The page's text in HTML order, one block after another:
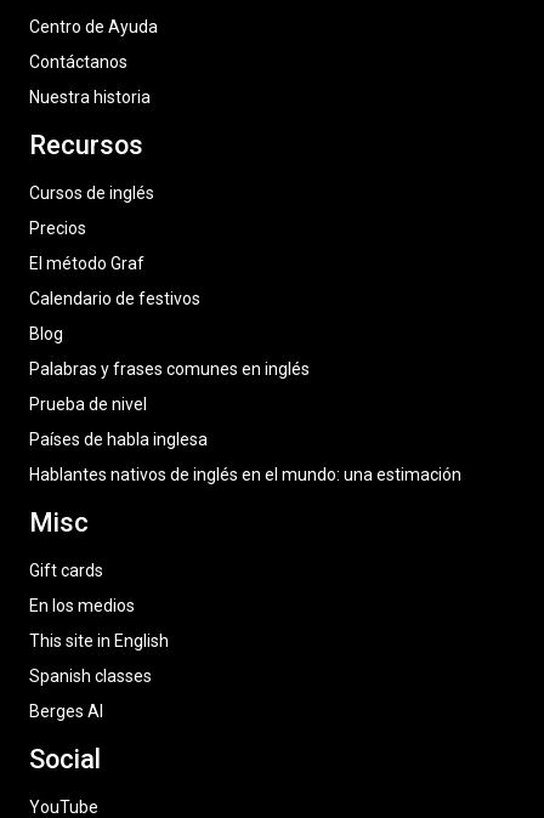
Centro de Ayuda
Contáctanos
Nuestra historia
Recursos
Cursos de inglés
Precios
El método Graf
Calendario de festivos
Blog
Palabras y frases comunes en inglés
Prueba de nivel
Países de habla inglesa
Hablantes nativos de inglés en el mundo: una estimación
Misc
Gift cards
En los medios
This site in English
Spanish classes
Berges AI
Social
YouTube